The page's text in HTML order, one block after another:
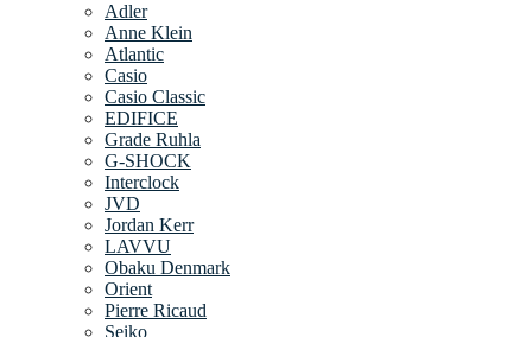
Adler
Anne Klein
Atlantic
Casio
Casio Classic
EDIFICE
Grade Ruhla
G-SHOCK
Interclock
JVD
Jordan Kerr
LAVVU
Obaku Denmark
Orient
Pierre Ricaud
Seiko